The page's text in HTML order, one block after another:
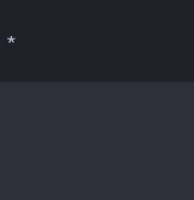
*